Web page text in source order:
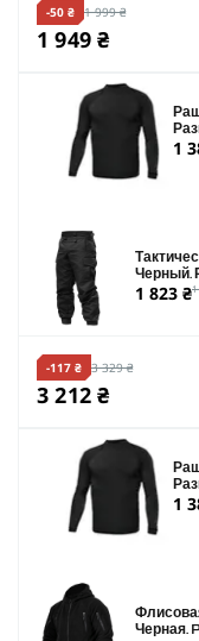
-50 ₴ 1 999 ₴
1 949 ₴
1
Черный.
1 823 ₴1
-117 ₴ 3 329 ₴
3 212 ₴
1
Черная.